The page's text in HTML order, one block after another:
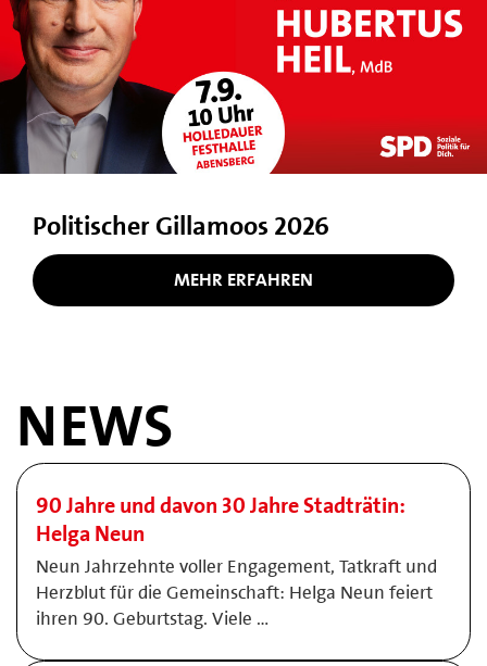
Politischer Gillamoos 2026
MEHR ERFAHREN
NEWS
90 Jahre und davon 30 Jahre Stadträtin:
Helga Neun
Neun Jahrzehnte voller Engagement, Tatkraft und
Herzblut für die Gemeinschaft: Helga Neun feiert
ihren 90. Geburtstag. Viele …